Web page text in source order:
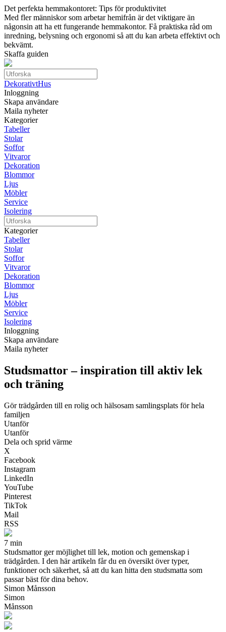
Det perfekta hemmakontoret: Tips för produktivitet
Med fler människor som arbetar hemifrån är det viktigare än
någonsin att ha ett fungerande hemmakontor. Få praktiska råd om
inredning, belysning och ergonomi så att du kan arbeta effektivt och
bekvämt.
Skaffa guiden
DekorativtHus
Inloggning
Skapa användare
Maila nyheter
Kategorier
Tabeller
Stolar
Soffor
Vitvaror
Dekoration
Blommor
Ljus
Möbler
Service
Isolering
Kategorier
Tabeller
Stolar
Soffor
Vitvaror
Dekoration
Blommor
Ljus
Möbler
Service
Isolering
Inloggning
Skapa användare
Maila nyheter
Studsmattor – inspiration till aktiv lek
och träning
Gör trädgården till en rolig och hälsosam samlingsplats för hela
familjen
Utanför
Utanför
Dela och sprid värme
X
Facebook
Instagram
LinkedIn
YouTube
Pinterest
TikTok
Mail
RSS
7 min
Studsmattor ger möjlighet till lek, motion och gemenskap i
trädgården. I den här artikeln får du en översikt över typer,
funktioner och säkerhet, så att du kan hitta den studsmatta som
passar bäst för dina behov.
Simon Månsson
Simon
Månsson